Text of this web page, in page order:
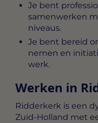
Je bent
samenwerken
niveaus.
Je bent bereid
nemen en
werk.
Werken in
Ridderkerk is een
Zuid-Holland met